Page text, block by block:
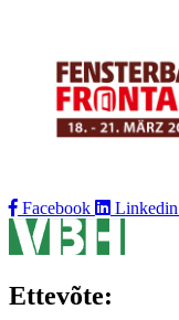
Facebook Linkedin
Ettevõte: